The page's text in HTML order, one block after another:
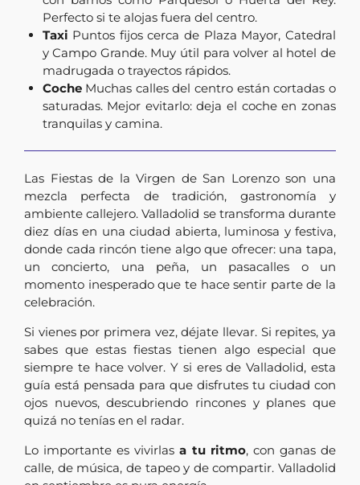
Perfecto si te alojas fuera del centro.
Taxi Puntos fijos cerca de Plaza Mayor, Catedral
y Campo Grande. Muy útil para volver al hotel de
madrugada o trayectos rápidos.
CocheMuchas calles del centro están cortadas o
saturadas. Mejor evitarlo: deja el coche en zonas
tranquilas y camina.
Las Fiestas de la Virgen de San Lorenzo son una
mezcla perfecta de tradición, gastronomía y
ambiente callejero. Valladolid se transforma durante
diez días en una ciudad abierta, luminosa y festiva,
donde cada rincón tiene algo que ofrecer: una tapa,
un concierto, una peña, un pasacalles o un
momento inesperado que te hace sentir parte de la
celebración.
Si vienes por primera vez, déjate llevar. Si repites, ya
sabes que estas fiestas tienen algo especial que
siempre te hace volver. Y si eres de Valladolid, esta
guía está pensada para que disfrutes tu ciudad con
ojos nuevos, descubriendo rincones y planes que
quizá no tenías en el radar.
Lo importante es vivirlasa tu ritmo, con ganas de
calle, de música, de tapeo y de compartir. Valladolid